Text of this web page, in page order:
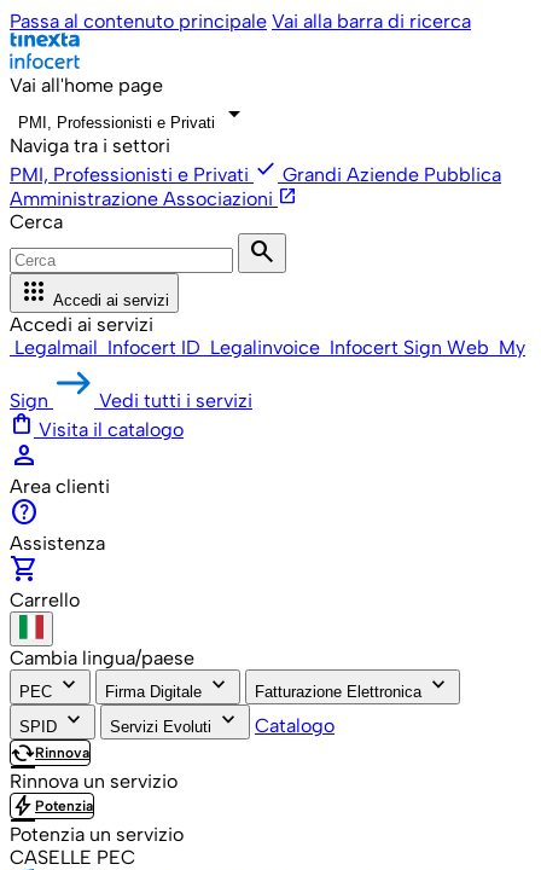
Passa al contenuto principale Vai alla barra di ricerca
Vai all'home page
PMI, Professionisti e Privati arrow_drop_down
Naviga tra i settori
PMI, Professionisti e Privati check Grandi Aziende Pubblica
Amministrazione Associazioni open_in_new
Cerca
search
apps Accedi ai servizi
Accedi ai servizi
Legalmail Infocert ID Legalinvoice Infocert Sign Web My
Sign Vedi tutti i servizi
shopping_bag Visita il catalogo
person
Area clienti
help
Assistenza
shopping_cart
Carrello
Cambia lingua/paese
PEC keyboard_arrow_down Firma Digitale keyboard_arrow_down Fatturazione Elettronica keyboard_arrow_down
SPID keyboard_arrow_down Servizi Evoluti keyboard_arrow_down Catalogo
cachedRinnova
Rinnova un servizio
bolt Potenzia
Potenzia un servizio
CASELLE PEC